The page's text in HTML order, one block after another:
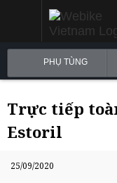
PHỤ TÙNG
Trực tiếp
Estoril
25/09/2020